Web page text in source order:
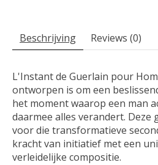
Beschrijving Reviews (0)
L'Instant de Guerlain pour
ontworpen is om een
het moment waarop een man
daarmee alles verandert. Deze
voor die transformatieve
kracht van initiatief met een
verleidelijke compositie.